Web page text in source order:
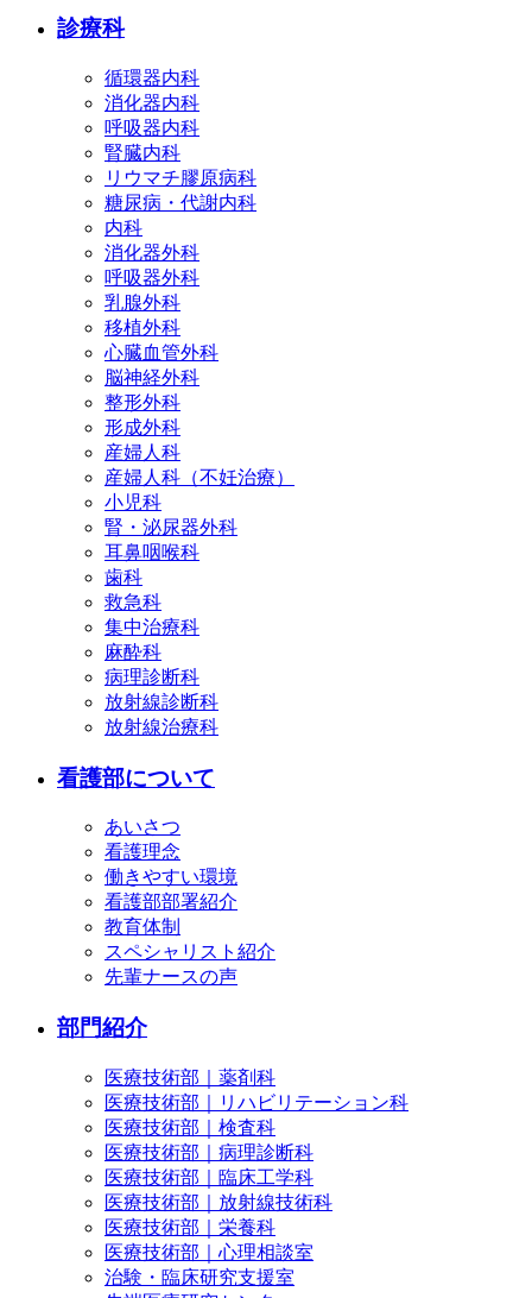
診療科
循環器内科
消化器内科
呼吸器内科
腎臓内科
リウマチ膠原病科
糖尿病・代謝内科
内科
消化器外科
呼吸器外科
乳腺外科
移植外科
心臓血管外科
脳神経外科
整形外科
形成外科
産婦人科
産婦人科（不妊治療）
小児科
腎・泌尿器外科
耳鼻咽喉科
歯科
救急科
集中治療科
麻酔科
病理診断科
放射線診断科
放射線治療科
看護部について
あいさつ
看護理念
働きやすい環境
看護部部署紹介
教育体制
スペシャリスト紹介
先輩ナースの声
部門紹介
医療技術部｜薬剤科
医療技術部｜リハビリテーション科
医療技術部｜検査科
医療技術部｜病理診断科
医療技術部｜臨床工学科
医療技術部｜放射線技術科
医療技術部｜栄養科
医療技術部｜心理相談室
治験・臨床研究支援室